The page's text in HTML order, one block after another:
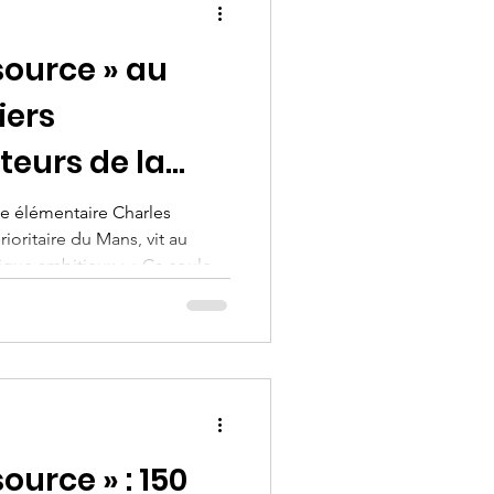
» au
de la
élémentaire Charles
du Mans, vit au
ambitieux : « Ça coule
France Nature
sensibilise 170
» : 150